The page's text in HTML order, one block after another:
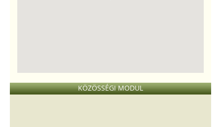
KÖZÖSSÉGI MODUL